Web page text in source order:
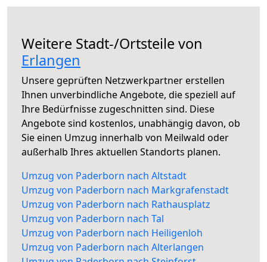
Weitere Stadt-/Ortsteile von
Erlangen
Unsere geprüften Netzwerkpartner erstellen
Ihnen unverbindliche Angebote, die speziell auf
Ihre Bedürfnisse zugeschnitten sind. Diese
Angebote sind kostenlos, unabhängig davon, ob
Sie einen Umzug innerhalb von Meilwald oder
außerhalb Ihres aktuellen Standorts planen.
Umzug von Paderborn nach Altstadt
Umzug von Paderborn nach Markgrafenstadt
Umzug von Paderborn nach Rathausplatz
Umzug von Paderborn nach Tal
Umzug von Paderborn nach Heiligenloh
Umzug von Paderborn nach Alterlangen